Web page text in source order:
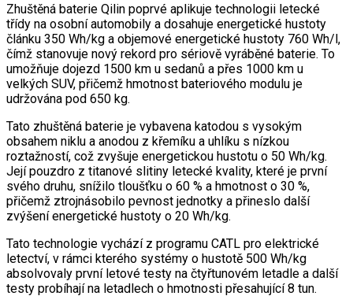
Zhuštěná baterie Qilin poprvé aplikuje technologii letecké
třídy na osobní automobily a dosahuje energetické hustoty
článku 350 Wh/kg a objemové energetické hustoty 760 Wh/l,
čímž stanovuje nový rekord pro sériově vyráběné baterie. To
umožňuje dojezd 1500 km u sedanů a přes 1000 km u
velkých SUV, přičemž hmotnost bateriového modulu je
udržována pod 650 kg.
Tato zhuštěná baterie je vybavena katodou s vysokým
obsahem niklu a anodou z křemíku a uhlíku s nízkou
roztažností, což zvyšuje energetickou hustotu o 50 Wh/kg.
Její pouzdro z titanové slitiny letecké kvality, které je první
svého druhu, snížilo tloušťku o 60 % a hmotnost o 30 %,
přičemž ztrojnásobilo pevnost jednotky a přineslo další
zvýšení energetické hustoty o 20 Wh/kg.
Tato technologie vychází z programu CATL pro elektrické
letectví, v rámci kterého systémy o hustotě 500 Wh/kg
absolvovaly první letové testy na čtyřtunovém letadle a další
testy probíhají na letadlech o hmotnosti přesahující 8 tun.